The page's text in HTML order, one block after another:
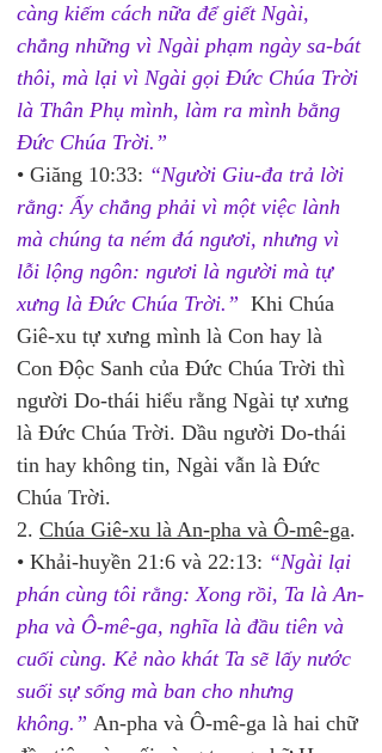
càng kiếm cách nữa để giết Ngài,
chẳng những vì Ngài phạm ngày sa-bát
thôi, mà lại vì Ngài gọi Đức Chúa Trời
là Thân Phụ mình, làm ra mình bằng
Đức Chúa Trời.”
• Giăng 10:33: “Người Giu-đa trả lời
rằng: Ấy chẳng phải vì một việc lành
mà chúng ta ném đá ngươi, nhưng vì
lỗi lộng ngôn: ngươi là người mà tự
xưng là Đức Chúa Trời.” Khi Chúa
Giê-xu tự xưng mình là Con hay là
Con Độc Sanh của Đức Chúa Trời thì
người Do-thái hiểu rằng Ngài tự xưng
là Đức Chúa Trời. Dầu người Do-thái
tin hay không tin, Ngài vẫn là Đức
Chúa Trời.
2. Chúa Giê-xu là An-pha và Ô-mê-ga.
• Khải-huyền 21:6 và 22:13: “Ngài lại
phán cùng tôi rằng: Xong rồi, Ta là An-
pha và Ô-mê-ga, nghĩa là đầu tiên và
cuối cùng. Kẻ nào khát Ta sẽ lấy nước
suối sự sống mà ban cho nhưng
không.” An-pha và Ô-mê-ga là hai chữ